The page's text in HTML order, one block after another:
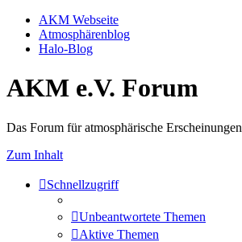
AKM Webseite
Atmosphärenblog
Halo-Blog
AKM e.V. Forum
Das Forum für atmosphärische Erscheinungen
Zum Inhalt
Schnellzugriff
Unbeantwortete Themen
Aktive Themen